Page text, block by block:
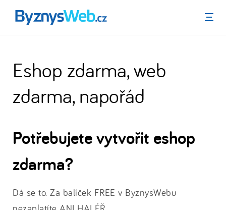
Menu
Eshop zdarma, web
zdarma, napořád
Potřebujete vytvořit eshop
zdarma?
Dá se to. Za balíček FREE v ByznysWebu